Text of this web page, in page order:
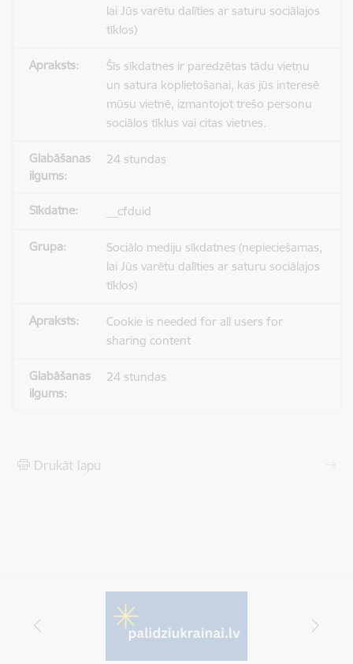
lai Jūs varētu dalīties ar saturu sociālajos
tīklos)
Šīs sīkdatnes ir paredzētas tādu vietņu
un satura koplietošanai, kas jūs interesē
mūsu vietnē, izmantojot trešo personu
sociālos tīklus vai citas vietnes.
24 stundas
__cfduid
Sociālo mediju sīkdatnes (nepieciešamas,
lai Jūs varētu dalīties ar saturu sociālajos
tīklos)
Cookie is needed for all users for
sharing content
24 stundas
Drukāt lapu